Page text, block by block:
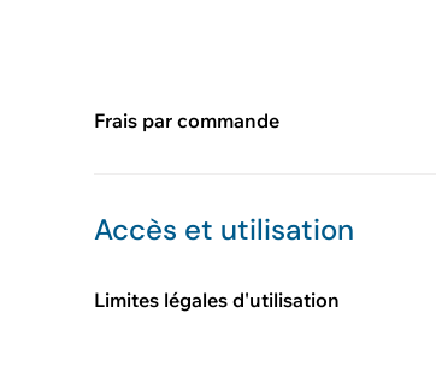
Frais par commande
Accès et utilisation
Limites légales d'utilisation